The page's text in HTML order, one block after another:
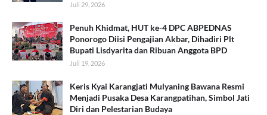
Juli 29, 2026
Penuh Khidmat, HUT ke-4 DPC ABPEDNAS
Ponorogo Diisi Pengajian Akbar, Dihadiri Plt
Bupati Lisdyarita dan Ribuan Anggota BPD
Juli 19, 2026
Keris Kyai Karangjati Mulyaning Bawana Resmi
Menjadi Pusaka Desa Karangpatihan, Simbol Jati
Diri dan Pelestarian Budaya